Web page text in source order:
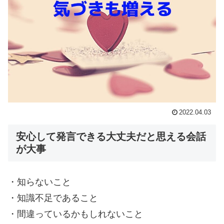
2022.04.03
安心して発言できる大丈夫だと思える会話
が大事
・知らないこと
・知識不足であること
・間違っているかもしれないこと